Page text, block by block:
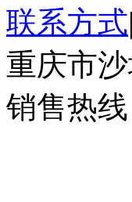
联系方式|
重庆市
销售热线